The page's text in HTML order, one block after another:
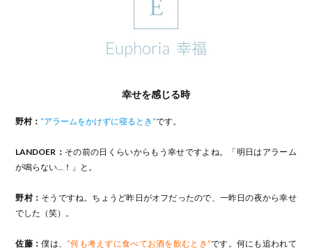
幸せを感じる時
野村： “アラームをかけずに寝るとき”です。
LANDOER： その前の日くらいからもう幸せですよね。「明日はアラーム
が鳴らない…！」と。
野村： そうですね。ちょうど昨日がオフだったので、一昨日の夜から幸せ
でした（笑）。
佐藤：僕は、 “何も考えずに食べてお酒を飲むとき”です。何にも追われて